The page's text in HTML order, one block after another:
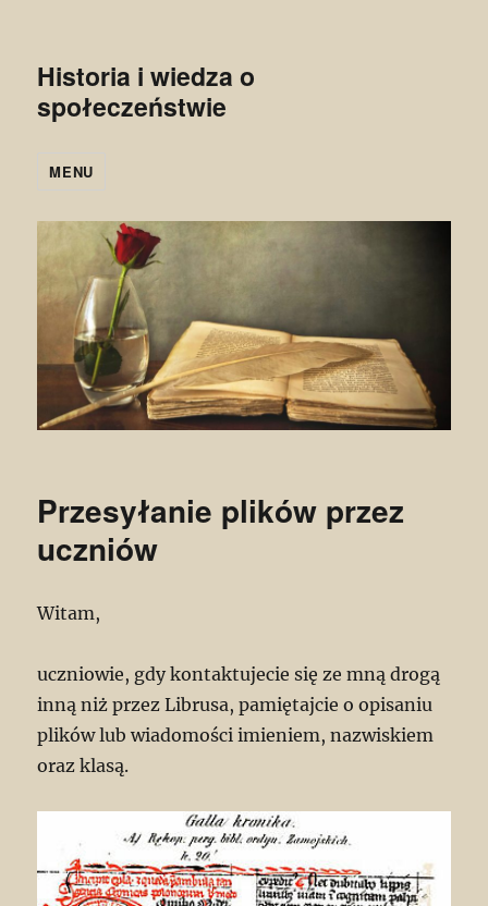
Historia i wiedza o
społeczeństwie
MENU
Przesyłanie plików przez
uczniów
Witam,
uczniowie, gdy kontaktujecie się ze mną drogą
inną niż przez Librusa, pamiętajcie o opisaniu
plików lub wiadomości imieniem, nazwiskiem
oraz klasą.